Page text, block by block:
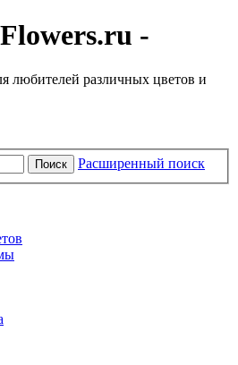
-
любителей различных цветов и
Поиск Расширенный поиск